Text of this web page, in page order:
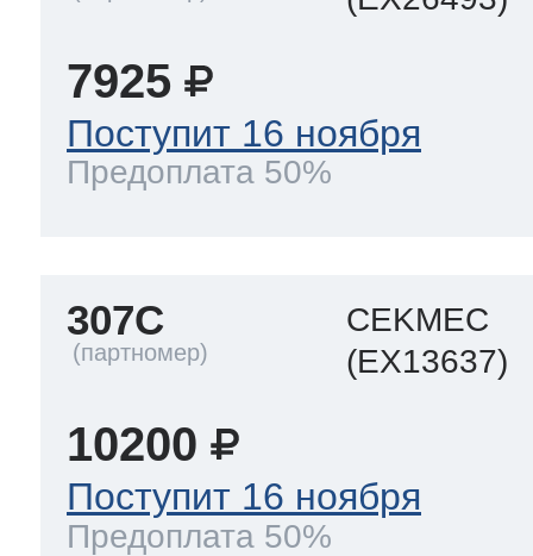
7925
Поступит 16 ноября
Предоплата 50%
307C
CEKMEC
(EX13637)
10200
Поступит 16 ноября
Предоплата 50%